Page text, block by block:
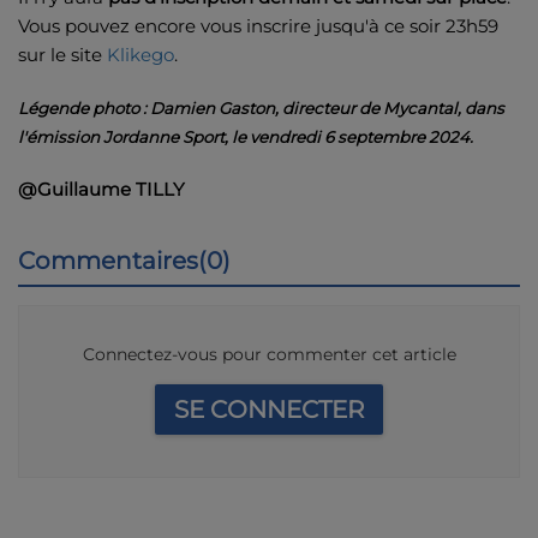
Vous pouvez encore vous inscrire jusqu'à ce soir 23h59
sur le site Klikego.
Légende photo : Damien Gaston, directeur de Mycantal, dans
l'émission Jordanne Sport, le vendredi 6 septembre 2024.
@Guillaume TILLY
Commentaires(0)
Connectez-vous pour commenter cet article
SE CONNECTER